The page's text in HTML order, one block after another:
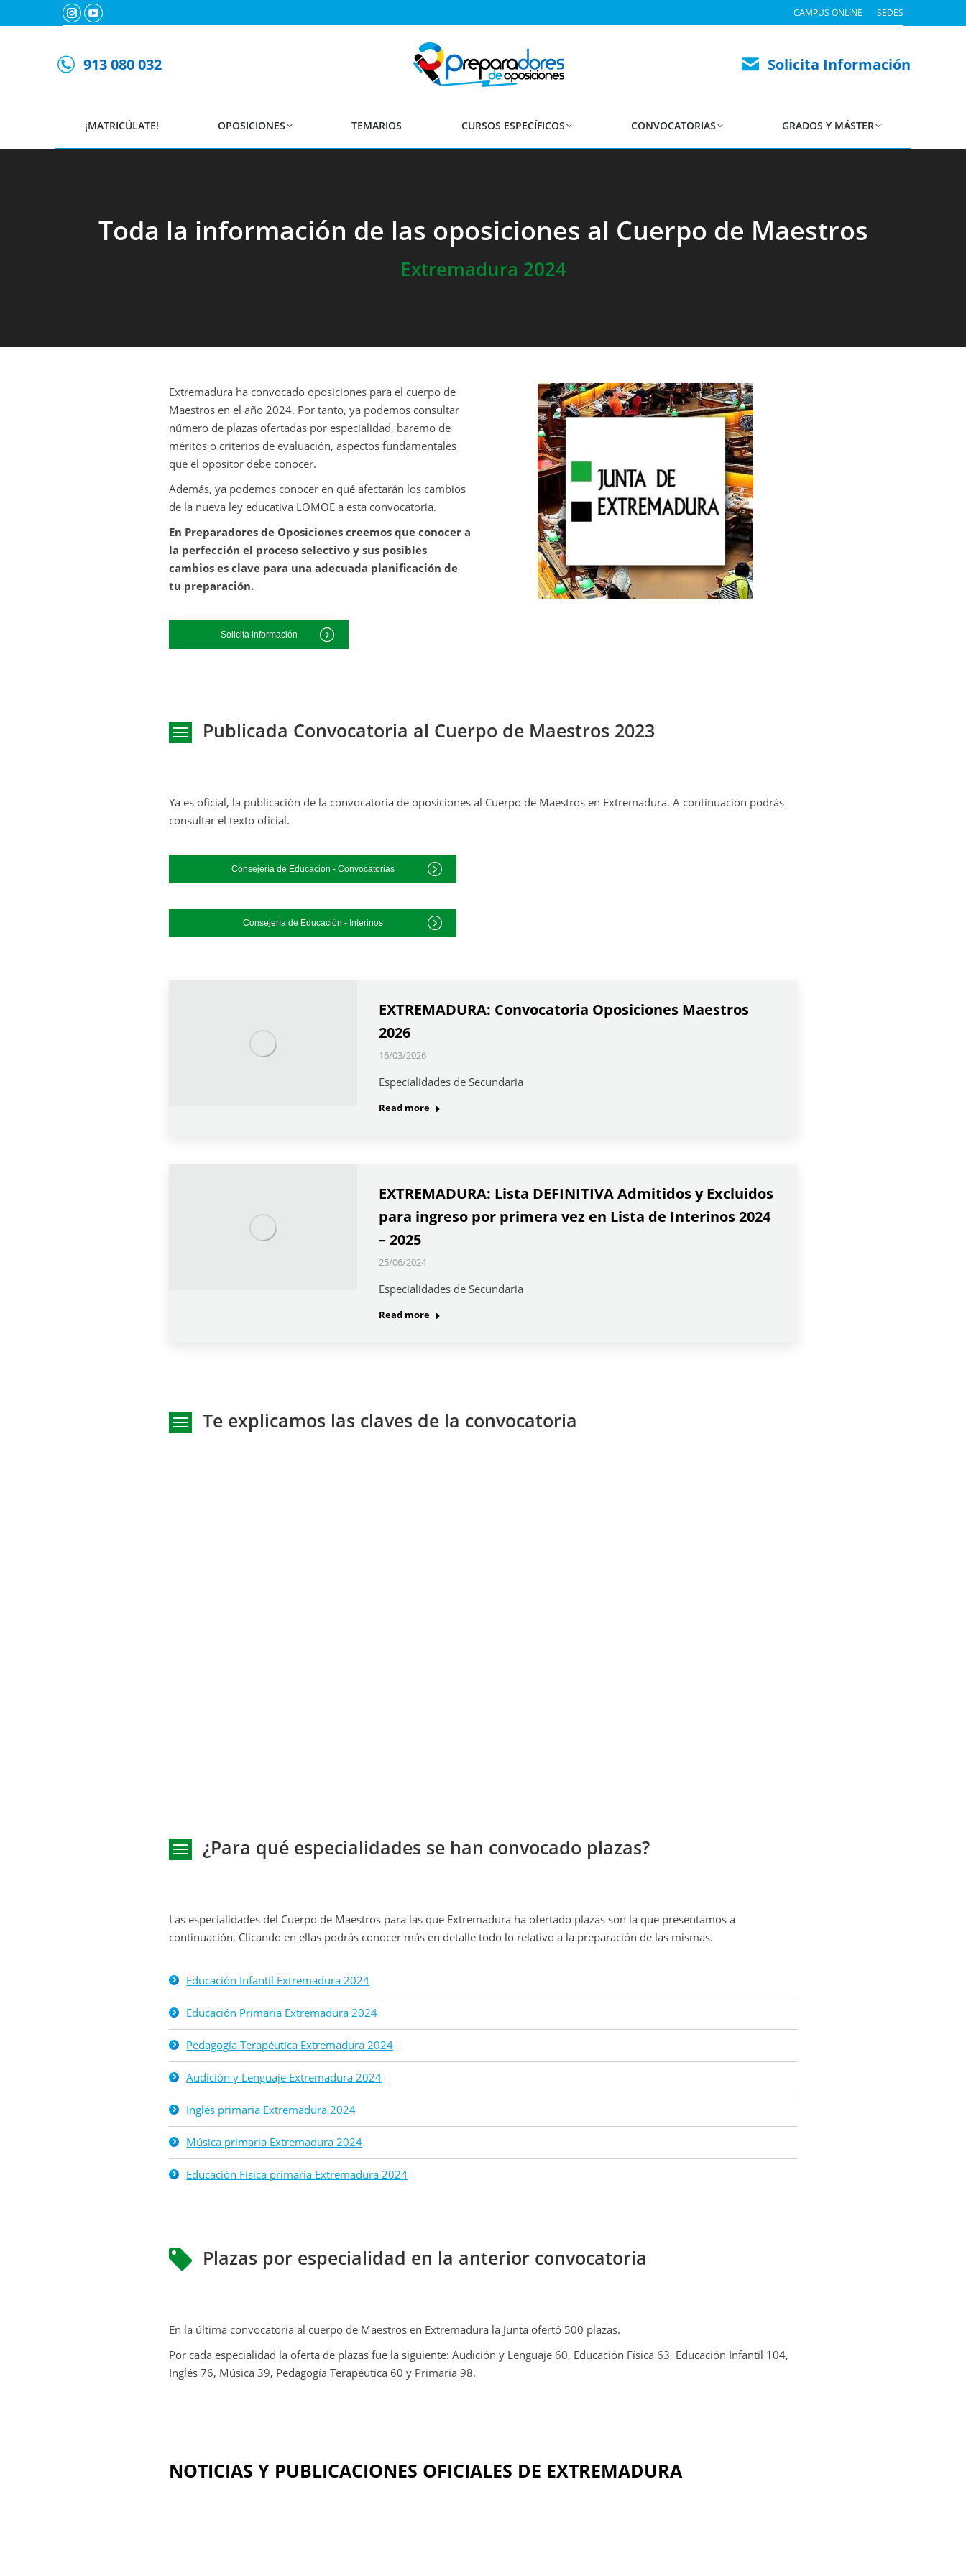
Instagram
opens
YouTube
opens
CAMPUS ONLINE SEDES
913 080 032 Solicita Información
¡MATRICÚLATE! OPOSICIONES TEMARIOS CURSOS ESPECÍFICOS CONVOCATORIAS GRADOS Y MÁSTER
Toda la información de las oposiciones al Cuerpo de Maestros
Extremadura 2024
Extremadura ha convocado oposiciones para el cuerpo de
Maestros en el año 2024. Por tanto, ya podemos consultar
número de plazas ofertadas por especialidad, baremo de
méritos o criterios de evaluación, aspectos fundamentales
que el opositor debe conocer.
Además, ya podemos conocer en qué afectarán los cambios
de la nueva ley educativa LOMOE a esta convocatoria.
En Preparadores de Oposiciones creemos que conocer a
la perfección el proceso selectivo y sus posibles
cambios es clave para una adecuada planificación de
tu preparación.
Solicita información
Publicada Convocatoria al Cuerpo de Maestros 2023
Ya es oficial, la publicación de la convocatoria de oposiciones al Cuerpo de Maestros en Extremadura. A continuación podrás
consultar el texto oficial.
Consejería de Educación - Convocatorias
Consejería de Educación - Interinos
EXTREMADURA: Convocatoria Oposiciones Maestros
2026
16/03/2026
Especialidades de Secundaria
Read more
EXTREMADURA: Lista DEFINITIVA Admitidos y Excluidos
para ingreso por primera vez en Lista de Interinos 2024
– 2025
25/06/2024
Especialidades de Secundaria
Read more
Te explicamos las claves de la convocatoria
¿Para qué especialidades se han convocado plazas?
Las especialidades del Cuerpo de Maestros para las que Extremadura ha ofertado plazas son la que presentamos a
continuación. Clicando en ellas podrás conocer más en detalle todo lo relativo a la preparación de las mismas.
Educación Infantil Extremadura 2024
Educación Primaria Extremadura 2024
Pedagogía Terapéutica Extremadura 2024
Audición y Lenguaje Extremadura 2024
Inglés primaria Extremadura 2024
Música primaria Extremadura 2024
Educación Física primaria Extremadura 2024
Plazas por especialidad en la anterior convocatoria
En la última convocatoria al cuerpo de Maestros en Extremadura la Junta ofertó 500 plazas.
Por cada especialidad la oferta de plazas fue la siguiente: Audición y Lenguaje 60, Educación Física 63, Educación Infantil 104,
Inglés 76, Música 39, Pedagogía Terapéutica 60 y Primaria 98.
NOTICIAS Y PUBLICACIONES OFICIALES DE EXTREMADURA